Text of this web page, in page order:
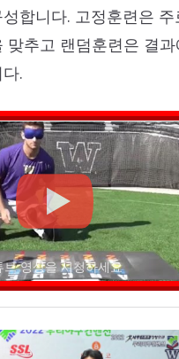
합니다. 고정훈련은 주
맞추고 랜덤훈련은 결과
.
브 영상을 시청하세요